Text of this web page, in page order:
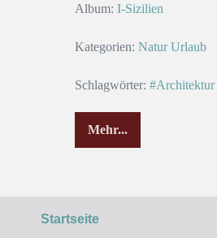
Album: I-Sizilien
Kategorien: Natur Urlaub
Schlagwörter: #Architektur
Mehr...
Startseite